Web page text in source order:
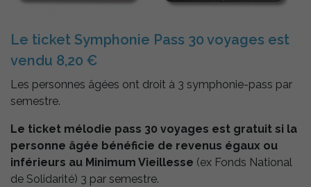
Le ticket Symphonie Pass 30 voyages est
vendu 8,20 €
Les personnes âgées ont droit à 3 symphonie-pass par
semestre.
Le ticket mélodie pass 30 voyages est gratuit si la
personne âgée bénéficie de revenus égaux ou
inférieurs au Minimum Vieillesse (ex Fonds National
de Solidarité) 3 par semestre.
Nécessaires
Ces cookies
sont utiles au